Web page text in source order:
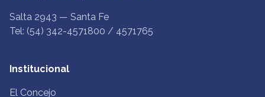
Salta 2943 — Santa Fe
Tel: (54) 342-4571800 / 4571765
Institucional
El Concejo